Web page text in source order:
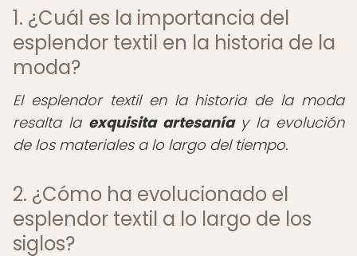
1. ¿Cuál es la importancia del
esplendor textil en la historia de la
moda?
El esplendor textil en la historia de la moda
resalta la exquisita artesaníay la evolución
de los materiales a lo largo del tiempo.
2. ¿Cómo ha evolucionado el
esplendor textil a lo largo de los
siglos?